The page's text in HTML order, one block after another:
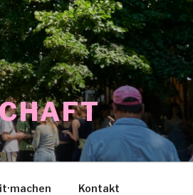
Kontakt